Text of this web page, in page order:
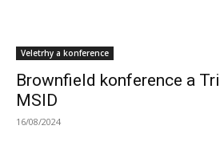
Veletrhy a konference
Brownfield konference a
MSID
16/08/2024